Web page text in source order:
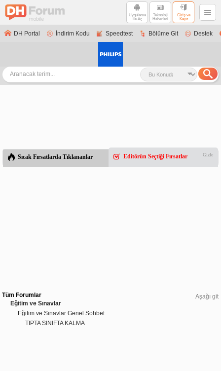
Uygulama
ile Aç
Teknoloji
Haberleri
Giriş ve
Kayıt
DH Portal İndirim Kodu Speedtest Bölüme Git Destek
Sıcak Fırsatlarda Tıklananlar Editörün Seçtiği Fırsatlar Gizle
Aşağı git
Tüm Forumlar
Eğitim ve Sınavlar
Eğitim ve Sınavlar Genel Sohbet
TIPTA SINIFTA KALMA